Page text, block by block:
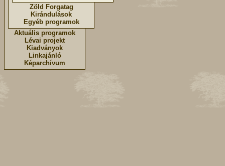
Aktuális programok
Lévai projekt
Kiadványok
Linkajánló
Képarchívum
Zöld Forgatag
Kirándulások
Egyéb programok